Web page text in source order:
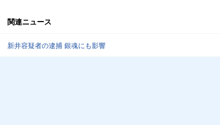
関連ニュース
新井容疑者の逮捕 銀魂にも影響